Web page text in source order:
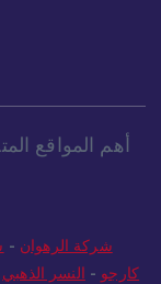
أهم المواقع
شركة الرهوان -
كارجو - النسر الذهبي